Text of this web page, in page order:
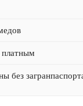
платным
без